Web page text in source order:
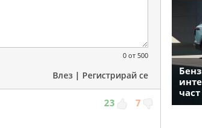
0 от 500
Влез | Регистрирай се
23 7
част